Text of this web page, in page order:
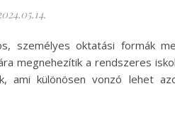
személyes oktatási formák
megnehezítik a rendszeres
különösen vonzó lehet